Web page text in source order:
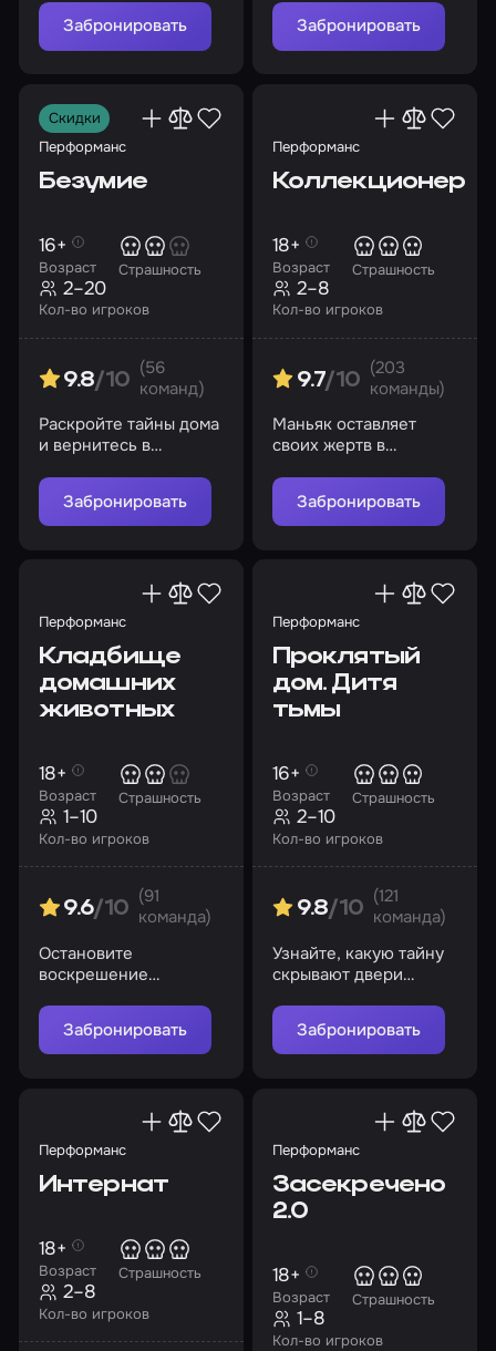
отсюда…
Забронировать
раскрыть мрачные
тайны?
Забронировать
Скидки
Перформанс
Безумие
Возраст
16+
Страшность
Кол-во игроков
2–20
9.8/10
(56
команд)
Раскройте тайны дома
и вернитесь в
будьте осторожны, вы
здесь не одни…
Забронировать
Перформанс
Коллекционер
Возраст
18+
Страшность
Кол-во игроков
2–8
9.7/10
(203
команды)
Маньяк оставляет
своих жертв в
Пополните его
коллекцию?
Забронировать
Перформанс
Кладбище
домашних
животных
Возраст
18+
Страшность
Кол-во игроков
1–10
9.6/10
(91
команда)
Остановите
воскрешение
злому духу свести вас
с умаЗабронировать
Перформанс
Проклятый
дом. Дитя
тьмы
Возраст
16+
Страшность
Кол-во игроков
2–10
9.8/10
(121
команда)
Узнайте, какую тайну
скрывают двери
Забронировать
Перформанс
Интернат
Возраст
18+
Страшность
Кол-во игроков
2–8
Перформанс
Засекречено
2.0
Возраст
18+
Страшность
Кол-во игроков
1–8